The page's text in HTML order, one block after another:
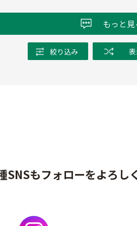
もっと見
絞り込み
SNSもフォローをよろし